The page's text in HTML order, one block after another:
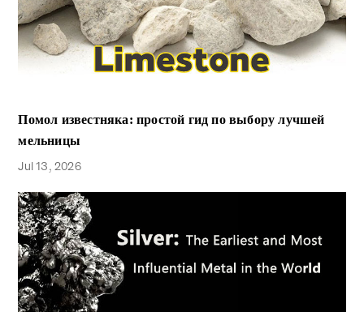
Помол известняка: простой гид по выбору лучшей
мельницы
Jul 13, 2026